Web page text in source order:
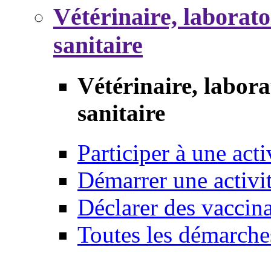
Vétérinaire,
sanitaire
Vétérinaire,
sanitaire
Participer à une
Démarrer une
Déclarer des
Toutes les